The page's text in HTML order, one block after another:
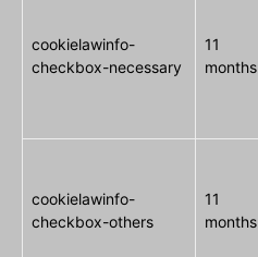
cookielawinfo-
checkbox-necessary
11
months
cookielawinfo-
checkbox-others
11
months